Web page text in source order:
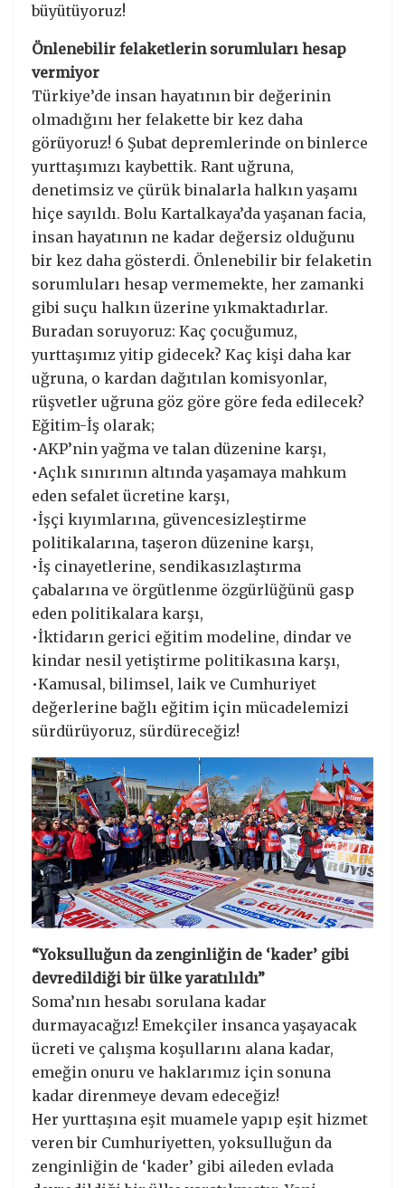
büyütüyoruz!
Önlenebilir felaketlerin sorumluları hesap
vermiyor
Türkiye’de insan hayatının bir değerinin
olmadığını her felakette bir kez daha
görüyoruz! 6 Şubat depremlerinde on binlerce
yurttaşımızı kaybettik. Rant uğruna,
denetimsiz ve çürük binalarla halkın yaşamı
hiçe sayıldı. Bolu Kartalkaya’da yaşanan facia,
insan hayatının ne kadar değersiz olduğunu
bir kez daha gösterdi. Önlenebilir bir felaketin
sorumluları hesap vermemekte, her zamanki
gibi suçu halkın üzerine yıkmaktadırlar.
Buradan soruyoruz: Kaç çocuğumuz,
yurttaşımız yitip gidecek? Kaç kişi daha kar
uğruna, o kardan dağıtılan komisyonlar,
rüşvetler uğruna göz göre göre feda edilecek?
Eğitim-İş olarak;
•AKP’nin yağma ve talan düzenine karşı,
•Açlık sınırının altında yaşamaya mahkum
eden sefalet ücretine karşı,
•İşçi kıyımlarına, güvencesizleştirme
politikalarına, taşeron düzenine karşı,
•İş cinayetlerine, sendikasızlaştırma
çabalarına ve örgütlenme özgürlüğünü gasp
eden politikalara karşı,
•İktidarın gerici eğitim modeline, dindar ve
kindar nesil yetiştirme politikasına karşı,
•Kamusal, bilimsel, laik ve Cumhuriyet
değerlerine bağlı eğitim için mücadelemizi
sürdürüyoruz, sürdüreceğiz!
“Yoksulluğun da zenginliğin de ‘kader’ gibi
devredildiği bir ülke yaratılıldı”
Soma’nın hesabı sorulana kadar
durmayacağız! Emekçiler insanca yaşayacak
ücreti ve çalışma koşullarını alana kadar,
emeğin onuru ve haklarımız için sonuna
kadar direnmeye devam edeceğiz!
Her yurttaşına eşit muamele yapıp eşit hizmet
veren bir Cumhuriyetten, yoksulluğun da
zenginliğin de ‘kader’ gibi aileden evlada